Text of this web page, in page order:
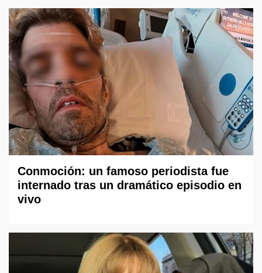
Conmoción: un famoso periodista fue
internado tras un dramático episodio en
vivo